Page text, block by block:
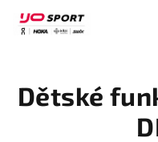
obsah
Dětské